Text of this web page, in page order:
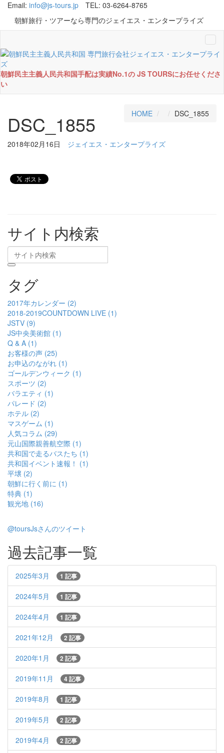
Email: info@js-tours.jp
TEL: 03-6264-8765
朝鮮旅行・ツアーなら専門のジェイエス・エンタープライズ
朝鮮民主主義人民共和国手配は実績No.1の JS TOURSにお任せくださ
い
DSC_1855 HOME DSC_1855
2018年02月16日 ジェイエス・エンタープライズ
サイト内検索
タグ
2017年カレンダー (2)
2018-2019COUNTDOWN LIVE (1)
JSTV (9)
JS中央美術館 (1)
Q & A (1)
お客様の声 (25)
お申込のながれ (1)
ゴールデンウィーク (1)
スポーツ (2)
バラエティ (1)
パレード (2)
ホテル (2)
マスゲーム (1)
人気コラム (29)
元山国際親善航空際 (1)
共和国で走るバスたち (1)
共和国イベント速報！ (1)
平壌 (2)
朝鮮に行く前に (1)
特典 (1)
観光地 (16)
@toursJsさんのツイート
過去記事一覧
2025年3月 1 記事
2024年5月 1 記事
2024年4月 1 記事
2021年12月 2 記事
2020年1月 2 記事
2019年11月 4 記事
2019年8月 1 記事
2019年5月 2 記事
2019年4月 2 記事